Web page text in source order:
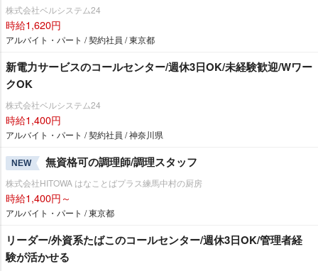
株式会社ベルシステム24
時給1,620円
アルバイト・パート / 契約社員 / 東京都
新電力サービスのコールセンター/週休3日OK/未経験歓迎/Wワー
クOK
株式会社ベルシステム24
時給1,400円
アルバイト・パート / 契約社員 / 神奈川県
NEW 無資格可の調理師/調理スタッフ
株式会社HITOWA はなことばプラス練馬中村の厨房
時給1,400円～
アルバイト・パート / 東京都
リーダー/外資系たばこのコールセンター/週休3日OK/管理者経
験が活かせる